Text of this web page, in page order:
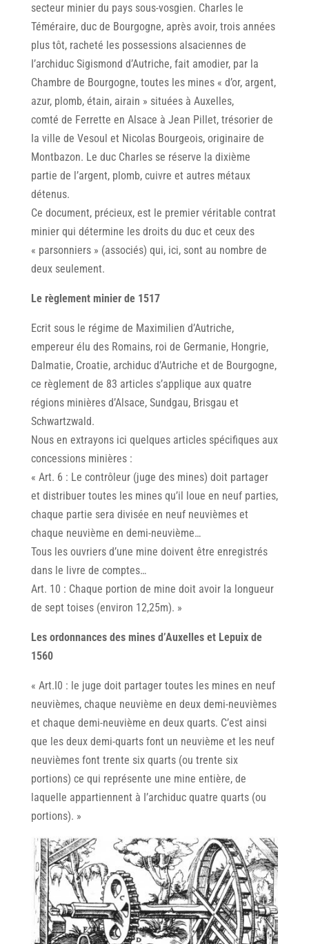
secteur minier du pays sous-vosgien. Charles le
Téméraire, duc de Bourgogne, après avoir, trois années
plus tôt, racheté les possessions alsaciennes de
I’archiduc Sigismond d’Autriche, fait amodier, par la
Chambre de Bourgogne, toutes les mines « d’or, argent,
azur, plomb, étain, airain » situées à Auxelles,
comté de Ferrette en Alsace à Jean Pillet, trésorier de
Ia ville de Vesoul et Nicolas Bourgeois, originaire de
Montbazon. Le duc Charles se réserve la dixième
partie de l’argent, plomb, cuivre et autres métaux
détenus.
Ce document, précieux, est le premier véritable contrat
minier qui détermine les droits du duc et ceux des
« parsonniers » (associés) qui, ici, sont au nombre de
deux seulement.
Le règlement minier de 1517
Ecrit sous le régime de Maximilien d’Autriche,
empereur élu des Romains, roi de Germanie, Hongrie,
Dalmatie, Croatie, archiduc d’Autriche et de Bourgogne,
ce règlement de 83 articles s’applique aux quatre
régions minières d’Alsace, Sundgau, Brisgau et
Schwartzwald.
Nous en extrayons ici quelques articles spécifiques aux
concessions minières :
« Art. 6 : Le contrôleur (juge des mines) doit partager
et distribuer toutes les mines qu’il loue en neuf parties,
chaque partie sera divisée en neuf neuvièmes et
chaque neuvième en demi-neuvième…
Tous les ouvriers d’une mine doivent être enregistrés
dans le livre de comptes…
Art. 10 : Chaque portion de mine doit avoir la longueur
de sept toises (environ 12,25m). »
Les ordonnances des mines d’Auxelles et Lepuix de
1560
« Art.I0 : le juge doit partager toutes les mines en neuf
neuvièmes, chaque neuvième en deux demi-neuvièmes
et chaque demi-neuvième en deux quarts. C’est ainsi
que les deux demi-quarts font un neuvième et les neuf
neuvièmes font trente six quarts (ou trente six
portions) ce qui représente une mine entière, de
laquelle appartiennent à I’archiduc quatre quarts (ou
portions). »